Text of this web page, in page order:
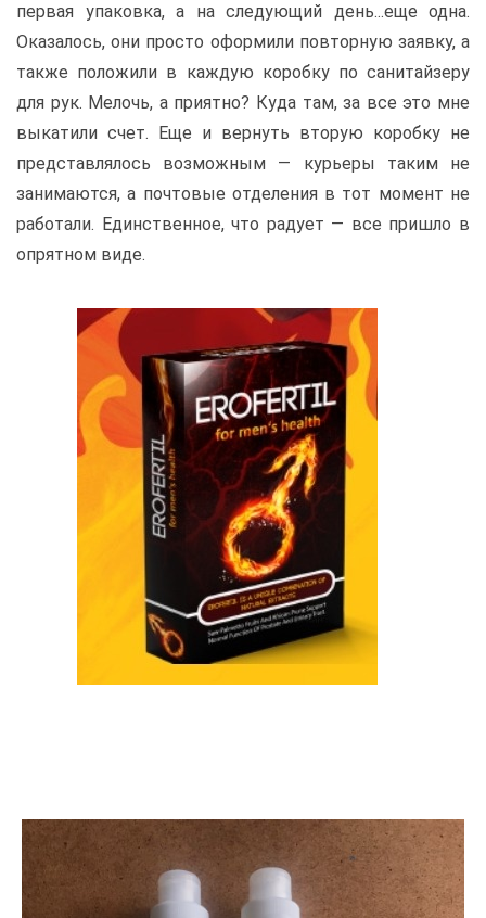
первая упаковка, а на следующий день...еще одна.
Оказалось, они просто оформили повторную заявку, а
также положили в каждую коробку по санитайзеру
для рук. Мелочь, а приятно? Куда там, за все это мне
выкатили счет. Еще и вернуть вторую коробку не
представлялось возможным — курьеры таким не
занимаются, а почтовые отделения в тот момент не
работали. Единственное, что радует — все пришло в
опрятном виде.